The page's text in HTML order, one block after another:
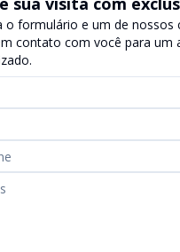
o formulário e um de nossos
contato com você para um